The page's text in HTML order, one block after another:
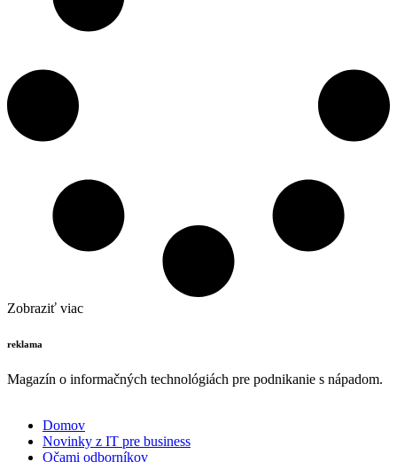
Zobraziť viac
reklama
Magazín o informačných technológiách pre podnikanie s nápadom.
Domov
Novinky z IT pre business
Očami odborníkov